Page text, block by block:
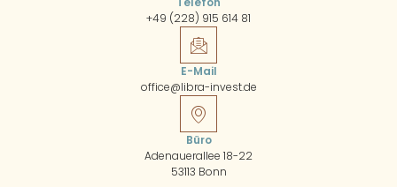
+49 (228) 915 614 81
E-Mail
office@libra-invest.de
Büro
Adenauerallee 18-22
53113 Bonn